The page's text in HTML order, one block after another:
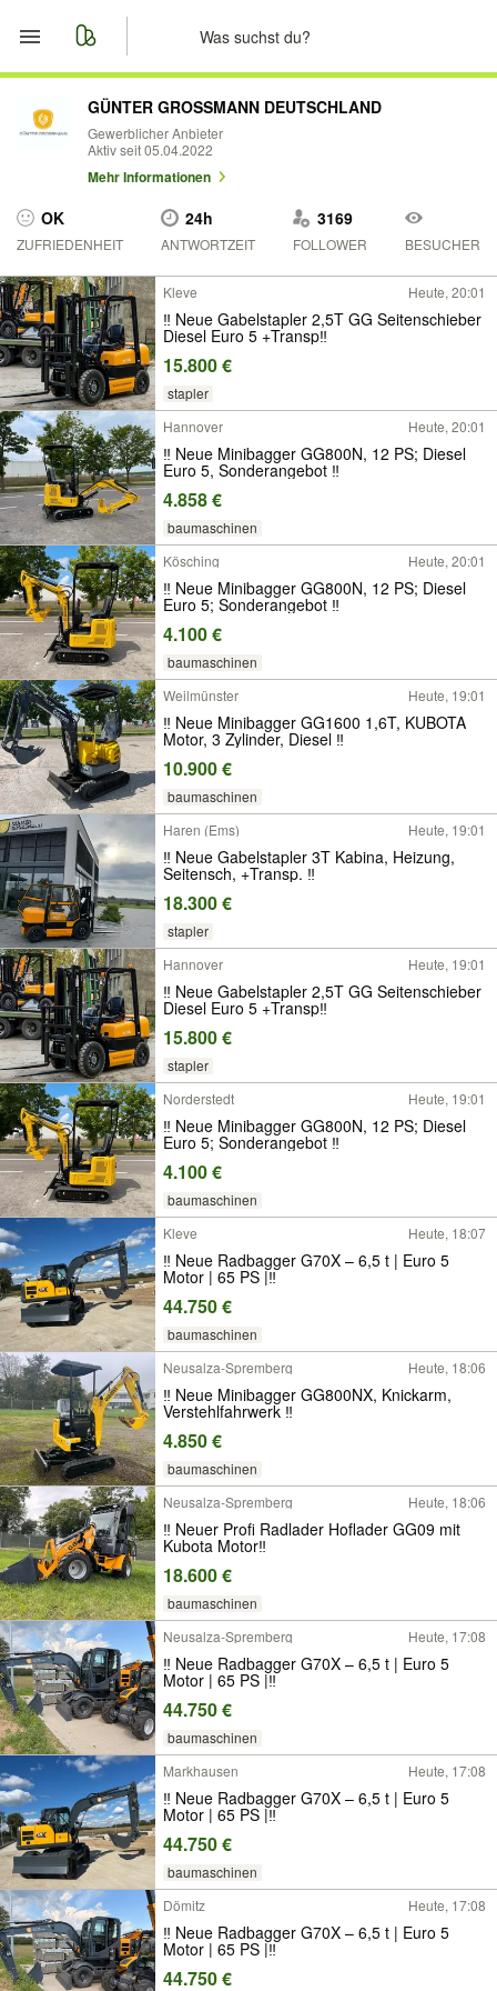
Start
Merkliste
Nachrichten
GÜNTER GROSSMANN DEUTSCHLAND
Gewerblicher Anbieter
Aktiv seit 05.04.2022
Mehr Informationen
OK
ZUFRIEDENHEIT
24h
ANTWORTZEIT
3169
FOLLOWER BESUCHER
Kleve Heute, 20:01
‼ Neue Gabelstapler 2,5T GG Seitenschieber
Diesel Euro 5 +Transp‼
15.800 €
stapler
Hannover
Heute, 20:01
‼️ Neue Minibagger GG800N, 12 PS; Diesel
Euro 5, Sonderangebot ‼️
4.858 €
baumaschinen
Kösching
Heute, 20:01
‼️ Neue Minibagger GG800N, 12 PS; Diesel
Euro 5; Sonderangebot ‼️
4.100 €
baumaschinen
Weilmünster
Heute, 19:01
‼ Neue Minibagger GG1600 1,6T, KUBOTA
Motor, 3 Zylinder, Diesel ‼
10.900 €
baumaschinen
Haren (Ems)
Heute, 19:01
‼ Neue Gabelstapler 3T Kabina, Heizung,
Seitensch, +Transp. ‼
18.300 €
stapler
Hannover
Heute, 19:01
‼ Neue Gabelstapler 2,5T GG Seitenschieber
Diesel Euro 5 +Transp‼
15.800 €
stapler
Norderstedt
Heute, 19:01
‼️ Neue Minibagger GG800N, 12 PS; Diesel
Euro 5; Sonderangebot ‼️
4.100 €
baumaschinen
Kleve
Heute, 18:07
‼️ Neue Radbagger G70X – 6,5 t | Euro 5
Motor | 65 PS |‼️
44.750 €
baumaschinen
Neusalza-Spremberg
Heute, 18:06
‼️ Neue Minibagger GG800NX, Knickarm,
Verstehlfahrwerk ‼️
4.850 €
baumaschinen
Neusalza-Spremberg
Heute, 18:06
‼️ Neuer Profi Radlader Hoflader GG09 mit
Kubota Motor‼️
18.600 €
baumaschinen
Neusalza-Spremberg
Heute, 17:08
‼️ Neue Radbagger G70X – 6,5 t | Euro 5
Motor | 65 PS |‼️
44.750 €
baumaschinen
Markhausen
Heute, 17:08
‼️ Neue Radbagger G70X – 6,5 t | Euro 5
Motor | 65 PS |‼️
44.750 €
baumaschinen
Dömitz
Heute, 17:08
‼️ Neue Radbagger G70X – 6,5 t | Euro 5
Motor | 65 PS |‼️
44.750 €